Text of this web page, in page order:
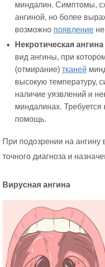
миндалин. Симптомы,
ангиной, но более
возможно появление
Некротическая ангина
вид ангины, при
(отмирание) тканей
высокую температуру,
наличие уязвлений и
миндалинах.
помощь.
При подозрении на ангину
точного диагноза и
Вирусная ангина